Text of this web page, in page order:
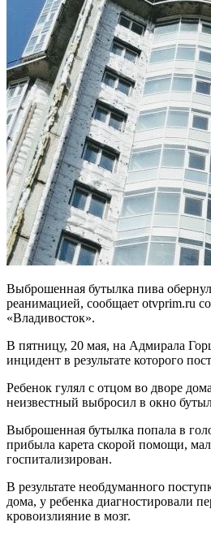
Выброшенная бутылка пива
реанимацией, сообщает otvprim.ru
«Владивосток».
В пятницу, 20 мая, на Адмирала
инцидент в результате которого
Ребенок гулял с отцом во дворе
неизвестный выбросил в окно
Выброшенная бутылка попала в
прибыла карета скорой помощи,
госпитализирован.
В результате необдуманного
дома, у ребенка диагностировали
кровоизлияние в мозг.